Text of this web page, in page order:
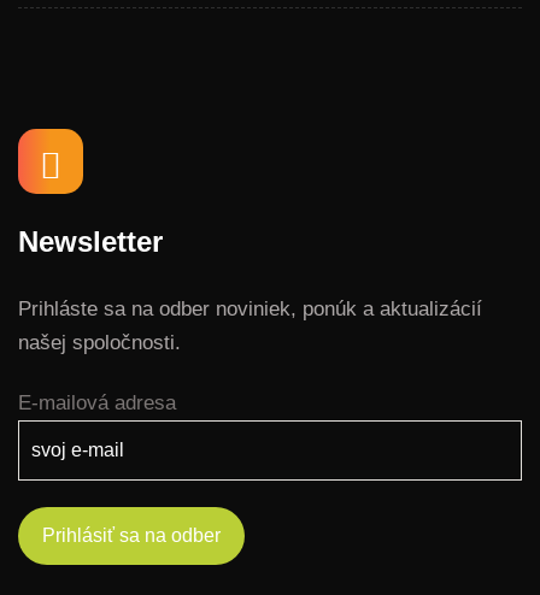
Newsletter
Prihláste sa na odber noviniek, ponúk a aktualizácií
našej spoločnosti.
E-mailová adresa